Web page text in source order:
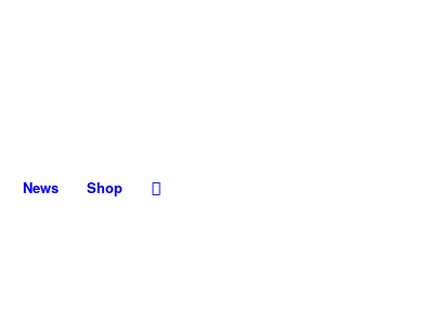
News Shop